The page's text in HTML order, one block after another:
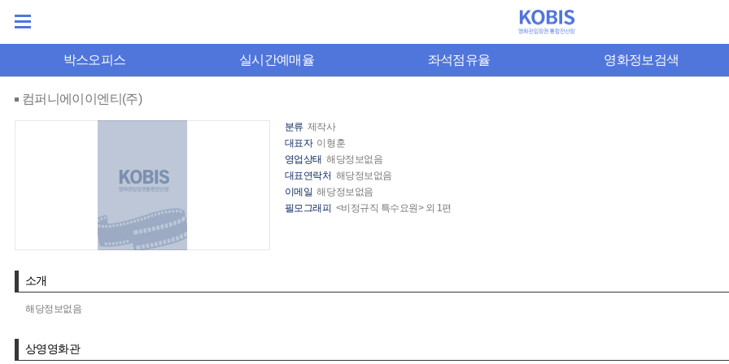
박스오피스 실시간예매율 좌석점유율 영화정보검색
컴퍼니에이이엔티(주)
분류 제작사
대표자 이형훈
영업상태 해당정보없음
대표연락처 해당정보없음
이메일 해당정보없음
필모그래피 <비정규직 특수요원> 외 1편
소개
해당정보없음
상영영화관